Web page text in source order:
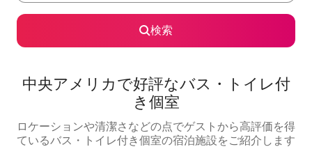
検索
中央アメリカで好評なバス・トイレ付
き個室
ロケーションや清潔さなどの点でゲストから高評価を得
ているバス・トイレ付き個室の宿泊施設をご紹介します